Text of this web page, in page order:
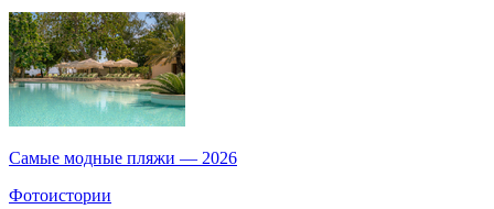
Самые модные пляжи — 2026
Фотоистории